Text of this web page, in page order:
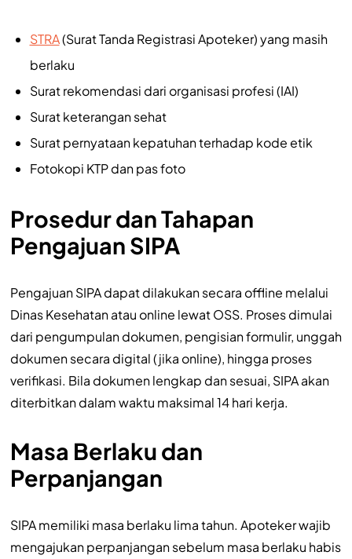
STRA(Surat Tanda Registrasi Apoteker) yang masih
berlaku
Surat rekomendasi dari organisasi profesi (IAI)
Surat keterangan sehat
Surat pernyataan kepatuhan terhadap kode etik
Fotokopi KTP dan pas foto
Prosedur dan Tahapan
Pengajuan SIPA
Pengajuan SIPA dapat dilakukan secara offline melalui
Dinas Kesehatan atau online lewat OSS. Proses dimulai
dari pengumpulan dokumen, pengisian formulir, unggah
dokumen secara digital (jika online), hingga proses
verifikasi. Bila dokumen lengkap dan sesuai, SIPA akan
diterbitkan dalam waktu maksimal 14 hari kerja.
Masa Berlaku dan
Perpanjangan
SIPA memiliki masa berlaku lima tahun. Apoteker wajib
mengajukan perpanjangan sebelum masa berlaku habis